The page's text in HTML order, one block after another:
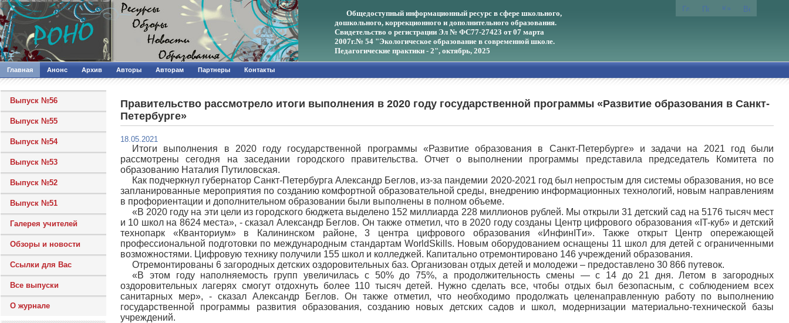
Общедоступный информационный ресурс в сфере школьного,
дошкольного, коррекционного и дополнительного образования.
Свидетельство о регистрации Эл № ФС77-27423 от 07 марта
2007г.№ 54 "Экологическое образование в современной школе.
Педагогические практики - 2", октябрь, 2025
Главная Анонс Архив Авторы Авторам Партнеры Контакты
Выпуск №56
Выпуск №55
Выпуск №54
Выпуск №53
Выпуск №52
Выпуск №51
Галерея учителей
Обзоры и новости
Ссылки для Вас
Все выпуски
О журнале
Правительство рассмотрело итоги выполнения в 2020 году государственной программы «Развитие образования в Санкт-
Петербурге»
18.05.2021
Итоги выполнения в 2020 году государственной программы «Развитие образования в Санкт-Петербурге» и задачи на 2021 год были
рассмотрены сегодня на заседании городского правительства. Отчет о выполнении программы представила председатель Комитета по
образованию Наталия Путиловская.
Как подчеркнул губернатор Санкт-Петербурга Александр Беглов, из-за пандемии 2020-2021 год был непростым для системы образования, но все
запланированные мероприятия по созданию комфортной образовательной среды, внедрению информационных технологий, новым направлениям
в профориентации и дополнительном образовании были выполнены в полном объеме.
«В 2020 году на эти цели из городского бюджета выделено 152 миллиарда 228 миллионов рублей. Мы открыли 31 детский сад на 5176 тысяч мест
и 10 школ на 8624 места», - сказал Александр Беглов. Он также отметил, что в 2020 году созданы Центр цифрового образования «IT-куб» и детский
технопарк «Кванториум» в Калининском районе, 3 центра цифрового образования «ИнфинITи». Также открыт Центр опережающей
профессиональной подготовки по международным стандартам WorldSkills. Новым оборудованием оснащены 11 школ для детей с ограниченными
возможностями. Цифровую технику получили 155 школ и колледжей. Капитально отремонтировано 146 учреждений образования.
Отремонтированы 6 загородных детских оздоровительных баз. Организован отдых детей и молодежи – предоставлено 30 866 путевок.
«В этом году наполняемость групп увеличилась с 50% до 75%, а продолжительность смены — с 14 до 21 дня. Летом в загородных
оздоровительных лагерях смогут отдохнуть более 110 тысяч детей. Нужно сделать все, чтобы отдых был безопасным, с соблюдением всех
санитарных мер», - сказал Александр Беглов. Он также отметил, что необходимо продолжать целенаправленную работу по выполнению
государственной программы развития образования, созданию новых детских садов и школ, модернизации материально-технической базы
учреждений.